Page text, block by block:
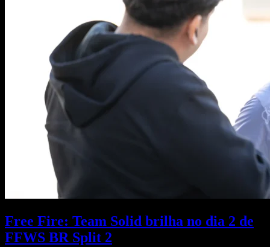
Free Fire: Team Solid brilha no dia 2 de
FFWS BR Split 2